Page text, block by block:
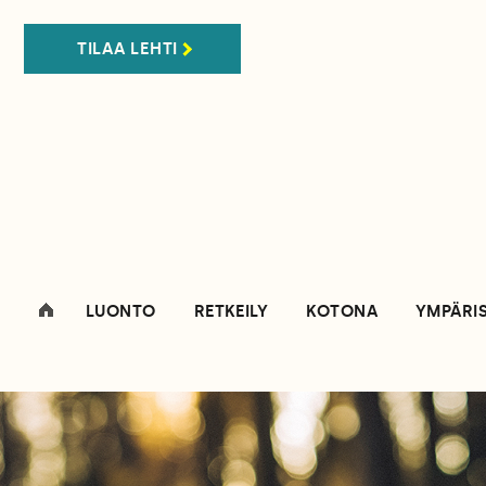
TILAA LEHTI
LUONTO RETKEILY KOTONA